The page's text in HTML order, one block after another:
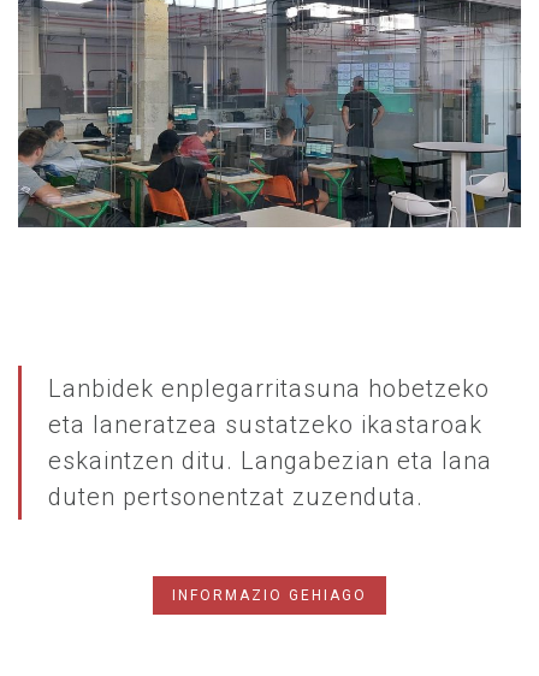
Lanbidek enplegarritasuna hobetzeko
eta laneratzea sustatzeko ikastaroak
eskaintzen ditu. Langabezian eta lana
duten pertsonentzat zuzenduta.
INFORMAZIO GEHIAGO